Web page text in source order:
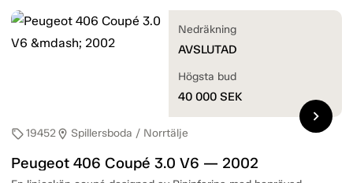
sell19452location_on Spillersboda / Norrtälje
Peugeot 406 Coupé 3.0 V6 — 2002
Nedräkning
AVSLUTAD
Högsta bud
40 000 SEK
chevron_right